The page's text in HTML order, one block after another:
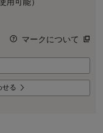
マークについて
せる